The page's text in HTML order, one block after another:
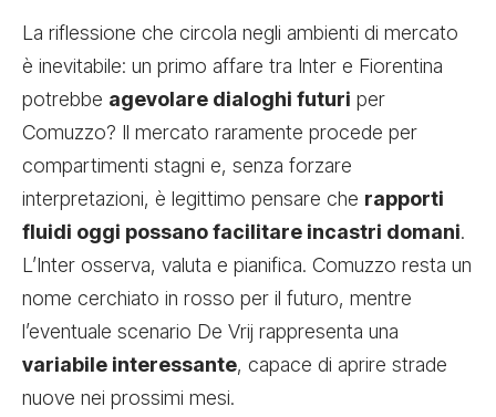
La riflessione che circola negli ambienti di mercato
è inevitabile: un primo affare tra Inter e Fiorentina
potrebbe agevolare dialoghi futuri per
Comuzzo? Il mercato raramente procede per
compartimenti stagni e, senza forzare
interpretazioni, è legittimo pensare che rapporti
fluidi oggi possano facilitare incastri domani.
L’Inter osserva, valuta e pianifica. Comuzzo resta un
nome cerchiato in rosso per il futuro, mentre
l’eventuale scenario De Vrij rappresenta una
variabile interessante, capace di aprire strade
nuove nei prossimi mesi.